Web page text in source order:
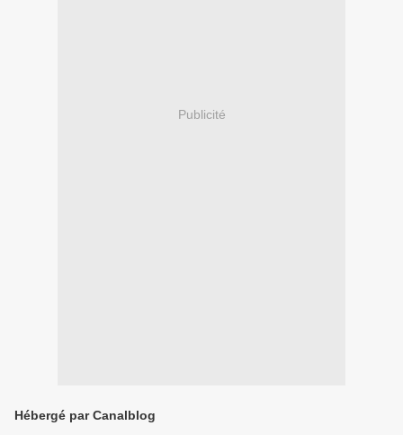
Publicité
Hébergé par Canalblog